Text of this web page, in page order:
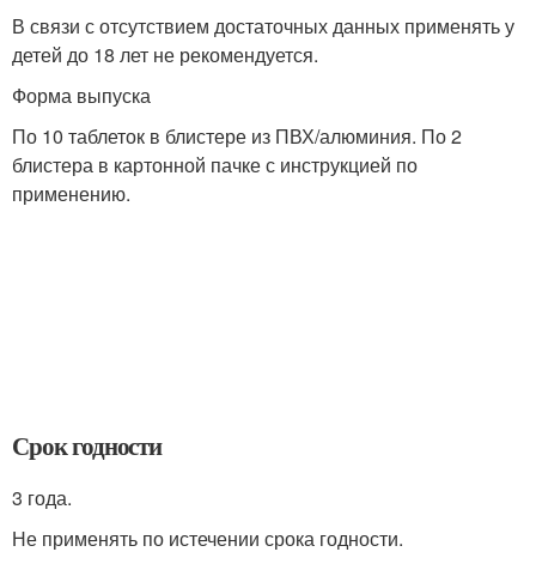
В связи с отсутствием достаточных данных применять у
детей до 18 лет не рекомендуется.
Форма выпуска
По 10 таблеток в блистере из ПВХ/алюминия. По 2
блистера в картонной пачке с инструкцией по
применению.
Срок годности
3 года.
Не применять по истечении срока годности.